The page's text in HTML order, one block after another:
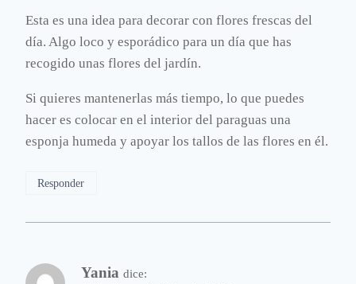
Esta es una idea para decorar con flores frescas del
día. Algo loco y esporádico para un día que has
recogido unas flores del jardín.
Si quieres mantenerlas más tiempo, lo que puedes
hacer es colocar en el interior del paraguas una
esponja humeda y apoyar los tallos de las flores en él.
Responder
Yania dice: